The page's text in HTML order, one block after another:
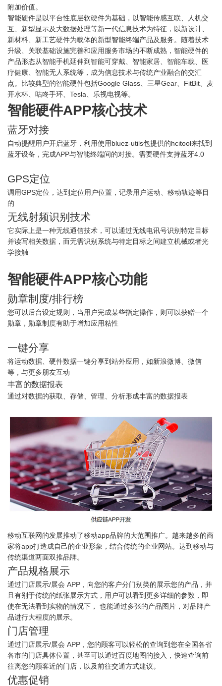
附加价值。
智能硬件是以平台性底层软硬件为基础，以智能传感互联、人机交
互、新型显示及大数据处理等新一代信息技术为特征，以新设计、
新材料、新工艺硬件为载体的新型智能终端产品及服务。随着技术
升级、关联基础设施完善和应用服务市场的不断成熟，智能硬件的
产品形态从智能手机延伸到智能可穿戴、智能家居、智能车载、医
疗健康、智能无人系统等，成为信息技术与传统产业融合的交汇
点。比较典型的智能硬件包括Google Glass、三星Gear、FitBit、麦
开水杯、咕咚手环、Tesla、乐视电视等。
智能硬件APP核心技术
蓝牙对接
自动提醒用户开启蓝牙，利用使用bluez-utils包提供的hcitool来找到
蓝牙设备，完成APP与智能终端间的对接。需要硬件支持蓝牙4.0
GPS定位
调用GPS定位，达到定位用户位置，记录用户运动、移动轨迹等目
的
无线射频识别技术
它实际上是一种无线通信技术，可以通过无线电讯号识别特定目标
并读写相关数据，而无需识别系统与特定目标之间建立机械或者光
学接触
智能硬件APP核心功能
勋章制度/排行榜
您可以后台设定规则，当用户完成某些指定操作，则可以获赠一个
勋章，勋章制度有助于增加应用粘性
一键分享
将运动数据、硬件数据一键分享到站外应用，如新浪微博、微信
等，与更多朋友互动
丰富的数据报表
通过对数据的获取、存储、管理、分析形成丰富的数据报表
移动互联网的发展推动了移动app品牌的大范围推广。越来越多的商
家将app打造成自己的企业形象，结合传统的企业网站。达到移动与
传统渠道两面双推品牌。
产品规格展示
通过门店展示/展会 APP，向您的客户分门别类的展示您的产品，并
且有别于传统的纸张展示方式，用户可以看到更多详细的参数，即
使在无法看到实物的情况下， 也能通过多张的产品图片，对品牌产
品进行大程度的展示。
门店管理
通过门店展示/展会 APP，您的顾客可以轻松的查询到您在全国各省
各市的门店具体位置，甚至可以通过百度地图的接入，快速查询前
往离您的顾客近的门店，以及前往交通方式建议。
优惠促销